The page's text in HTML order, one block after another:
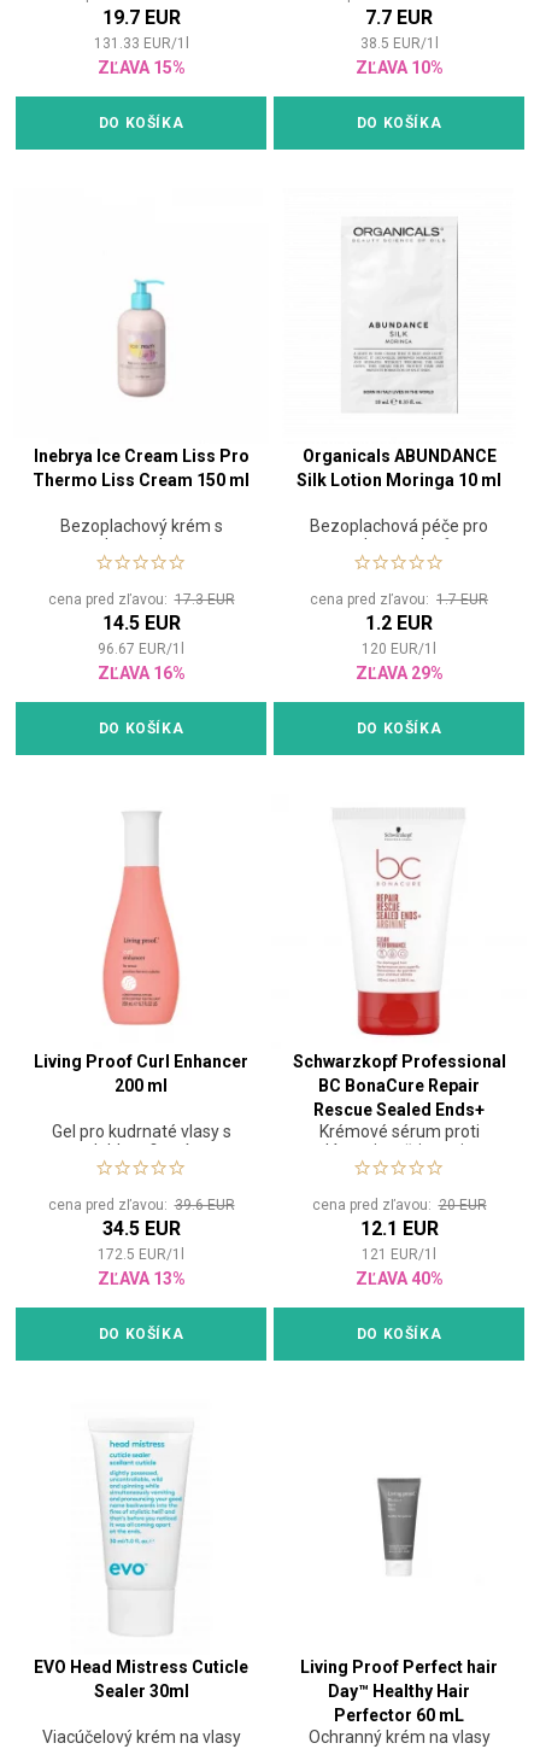
19.7 EUR
131.33 EUR/1
ZĽAVA 15%
DO KOŠÍKA
7.7 EUR
38.5 EUR/1
ZĽAVA 10%
DO KOŠÍKA
Inebrya Ice Cream Liss Pro
Thermo Liss Cream 150 ml
Bezoplachový krém s
tepelnou ochranou
cena pred zľavou:17.3 EUR
14.5 EUR
96.67 EUR/1
ZĽAVA 16%
DO KOŠÍKA
Organicals ABUNDANCE
Silk Lotion Moringa 10 ml
Bezoplachová péče pro
ochranu vlasů
cena pred zľavou: 1.7 EUR
1.2 EUR
120 EUR/1
ZĽAVA 29%
DO KOŠÍKA
Living Proof Curl Enhancer
200 ml
Gel pro kudrnaté vlasy s
lehkou fixací
cena pred zľavou:39.6 EUR
34.5 EUR
172.5 EUR/1
ZĽAVA 13%
DO KOŠÍKA
Schwarzkopf Professional
BC BonaCure Repair
Rescue Sealed Ends+
100ml
Krémové sérum proti
lámaniu a štiepeniu
končekov
cena pred zľavou:20 EUR
12.1 EUR
121 EUR/1
ZĽAVA 40%
DO KOŠÍKA
EVO Head Mistress Cuticle
Sealer 30ml
Viacúčelový krém na vlasy
Living Proof Perfect hair
Day™ Healthy Hair
Perfector 60 mL
Ochranný krém na vlasy